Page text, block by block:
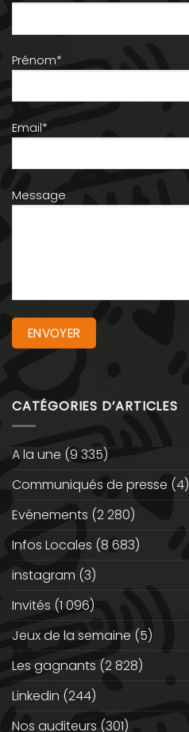
Prénom*
Email*
Message
CATÉGORIES D’ARTICLES
A la une (9 335)
Communiqués de presse (4)
Evénements (2 280)
Infos Locales (8 683)
instagram (3)
Invités (1 096)
Jeux de la semaine (5)
Les gagnants (2 828)
Linkedin (244)
Nos auditeurs (301)